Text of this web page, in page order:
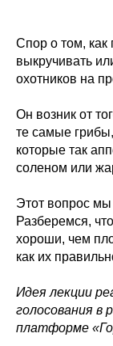
Спор о том, как
выкручивать
охотников на
Он возник от
те самые
которые так
соленом или
Этот вопрос
Разберемся,
хороши, чем
как их
Идея лекции
голосования в
платформе